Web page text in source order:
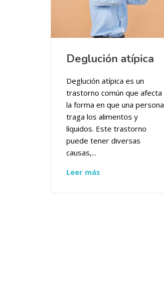
Deglución atípica
Deglución atípica es un
trastorno común que afecta
la forma en que una persona
traga los alimentos y
líquidos. Este trastorno
puede tener diversas
causas,...
Leer más